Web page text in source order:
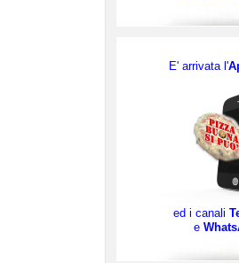
E' arrivata l'
ed i canali
e